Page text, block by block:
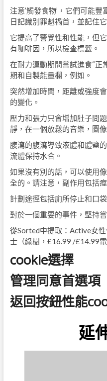
注意’觸發食物’，它們可能
日記識別罪魁禍首，並記住
它提高了警覺性和性能，但
有咖啡因，所以檢查標籤。
在耐力運動期間嘗試進食“正
期和自製能量欄，例如。
突然增加時間，距離或強度
的變化。
壓力和張力只會增加肚子問
靜，在一個放鬆的音樂，圖
腹瀉的腹瀉導致液體和體鹽
流體保持水合。
如果沒有別的話，可以使用
全的。請注意，副作用包括
計劃途徑包括廁所停止和口
對於一個重要的事件，堅持
從Sorted中提取：Active女
士（綠樹，£16.99 /£14.99電
cookie選擇
管理同意首選項
返回按鈕性能
延